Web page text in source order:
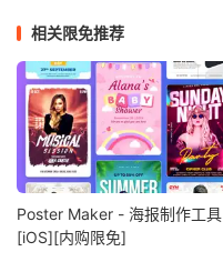
相关限免推荐
Poster Maker - 海报制作工具
[iOS][内购限免]